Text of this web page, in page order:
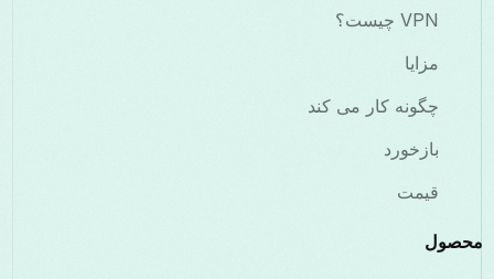
VPN چیست؟
مزایا
چگونه کار می کند
بازخورد
قیمت
محصول